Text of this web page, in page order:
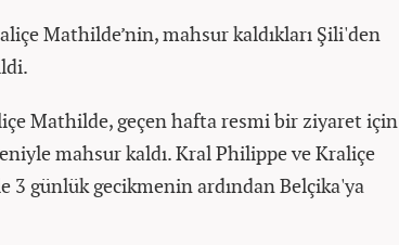
Mathilde’nin, mahsur kaldıkları Şili'den
Mathilde, geçen hafta resmi bir ziyaret için
mahsur kaldı. Kral Philippe ve Kraliçe
3 günlük gecikmenin ardından Belçika'ya